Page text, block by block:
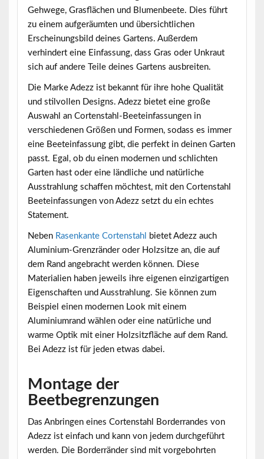
Gehwege, Grasflächen und Blumenbeete. Dies führt
zu einem aufgeräumten und übersichtlichen
Erscheinungsbild deines Gartens. Außerdem
verhindert eine Einfassung, dass Gras oder Unkraut
sich auf andere Teile deines Gartens ausbreiten.
Die Marke Adezz ist bekannt für ihre hohe Qualität
und stilvollen Designs. Adezz bietet eine große
Auswahl an Cortenstahl-Beeteinfassungen in
verschiedenen Größen und Formen, sodass es immer
eine Beeteinfassung gibt, die perfekt in deinen Garten
passt. Egal, ob du einen modernen und schlichten
Garten hast oder eine ländliche und natürliche
Ausstrahlung schaffen möchtest, mit den Cortenstahl
Beeteinfassungen von Adezz setzt du ein echtes
Statement.
Neben Rasenkante Cortenstahl
bietet Adezz auch
Aluminium-Grenzränder oder Holzsitze an, die auf
dem Rand angebracht werden können. Diese
Materialien haben jeweils ihre eigenen einzigartigen
Eigenschaften und Ausstrahlung. Sie können zum
Beispiel einen modernen Look mit einem
Aluminiumrand wählen oder eine natürliche und
warme Optik mit einer Holzsitzfläche auf dem Rand.
Bei Adezz ist für jeden etwas dabei.
Montage der
Beetbegrenzungen
Das Anbringen eines Cortenstahl Borderrandes von
Adezz ist einfach und kann von jedem durchgeführt
werden. Die Borderränder sind mit vorgebohrten